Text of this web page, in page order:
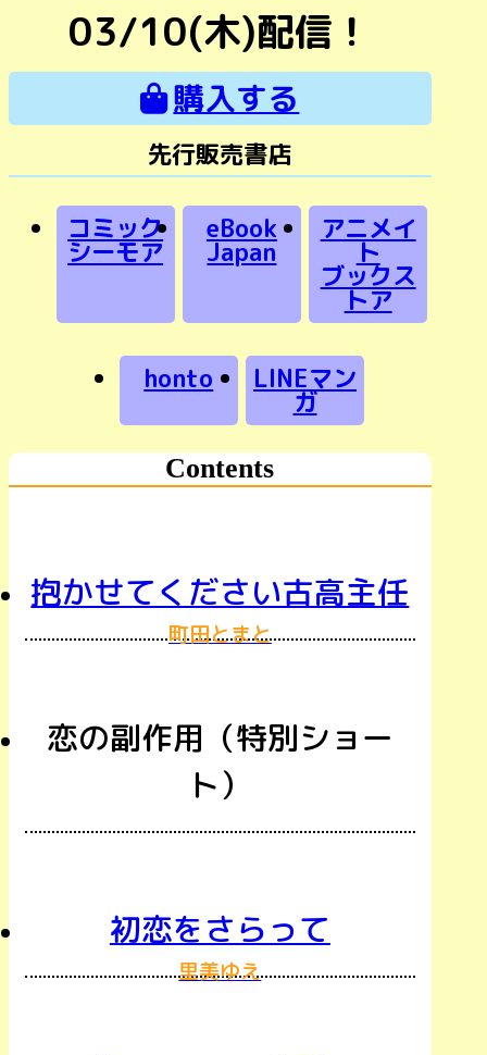
03/10(木)配信！
購入する
先行販売書店
コミック
シーモア
eBook
Japan
アニメイ
ト
ブックス
トア
honto LINEマン
ガ
Contents
抱かせてください古高主任
町田とまと
恋の副作用（特別ショー
ト）
初恋をさらって
里美ゆえ